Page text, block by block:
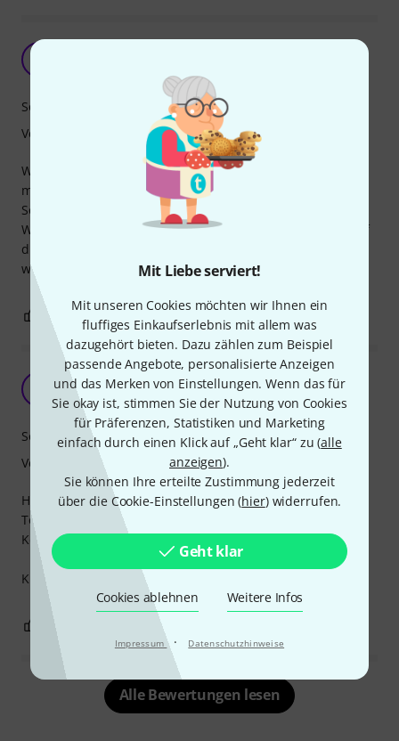
Mit Liebe serviert!
Mit unseren Cookies möchten wir Ihnen ein
fluffiges Einkaufserlebnis mit allem was
dazugehört bieten. Dazu zählen zum Beispiel
passende Angebote, personalisierte Anzeigen
und das Merken von Einstellungen. Wenn das für
Sie okay ist, stimmen Sie der Nutzung von Cookies
für Präferenzen, Statistiken und Marketing
einfach durch einen Klick auf „Geht klar“ zu (alle
anzeigen).
Sie können Ihre erteilte Zustimmung jederzeit
über die Cookie-Einstellungen (hier) widerrufen.
Geht klar
Cookies ablehnen Weitere Infos
Impressum · Datenschutzhinweise
Wer auf der Suche nach einem Allroundpaket ist, bei dem
man nichts falsch machen kann ist hier richtig. Habe das
Set auf meiner alten Dynasonic und auf meiner Acrolite.
Wer mit diesen Fellen keinen vernünftigen Snaresound auf
die Reihe bekommt, muss die Snare oder den Trommler
wechseln - an den Fellen liegts nicht ;-)
Sound
Verarbeitung
1 0
Top
Andal91 31.03.2022
Habe das Fell Set auf eine alte Pearl Snare gemacht.
Top Sound, geiler Punch und Super stimmbar.
Keine ungewünschten Obertöne.
Klare Empfehlung!
Sound
Verarbeitung
BEWERTUNG MELDEN
Alle Bewertungen lesen